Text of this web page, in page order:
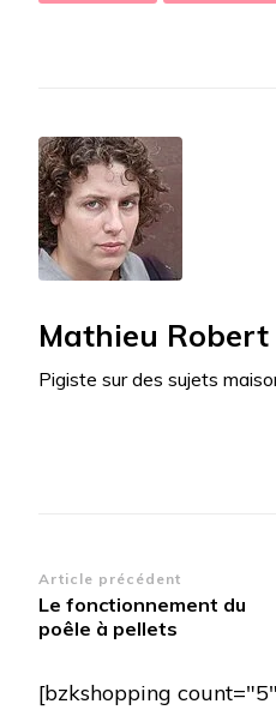
Mathieu Robert
Pigiste sur des sujets
Article précédent
Le fonctionnement du
poêle à pellets
[bzkshopping count="5"